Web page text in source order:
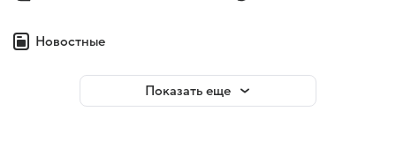
Новостные
Показать еще